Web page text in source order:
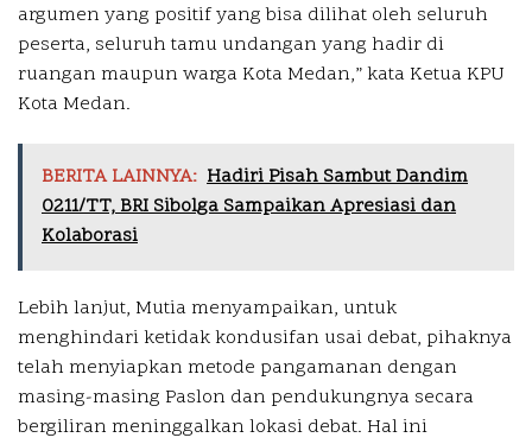
argumen yang positif yang bisa dilihat oleh seluruh
peserta, seluruh tamu undangan yang hadir di
ruangan maupun warga Kota Medan,” kata Ketua KPU
Kota Medan.
BERITA LAINNYA: Hadiri Pisah Sambut Dandim
0211/TT, BRI Sibolga Sampaikan Apresiasi dan
Kolaborasi
Lebih lanjut, Mutia menyampaikan, untuk
menghindari ketidak kondusifan usai debat, pihaknya
telah menyiapkan metode pangamanan dengan
masing-masing Paslon dan pendukungnya secara
bergiliran meninggalkan lokasi debat. Hal ini